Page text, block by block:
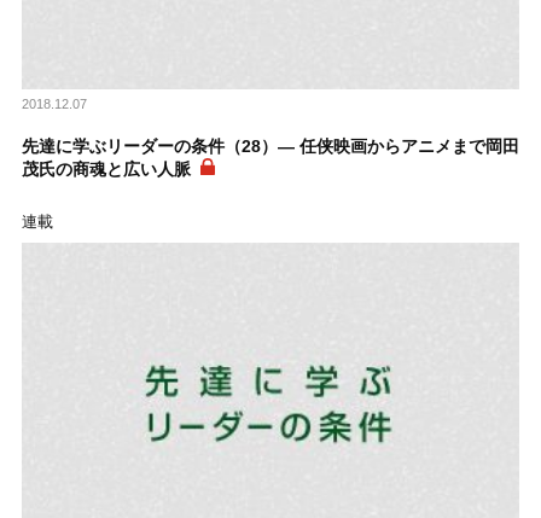
2018.12.07
先達に学ぶリーダーの条件（28）― 任侠映画からアニメまで岡田
茂氏の商魂と広い人脈
連載